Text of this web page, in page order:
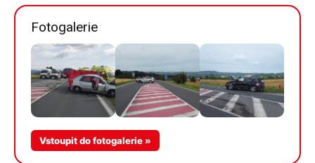
Fotogalerie
Vstoupit do fotogalerie »